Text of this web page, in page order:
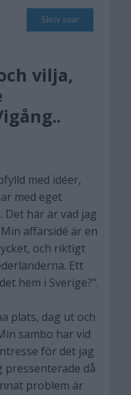
Skriv svar
vilja,
med idéer,
med eget
här är vad jag
affärsidé är en
och riktigt
Ett
hem i Sverige?".
plats, dag ut och
sambo har vid
för det jag
pressenterade då
problem är